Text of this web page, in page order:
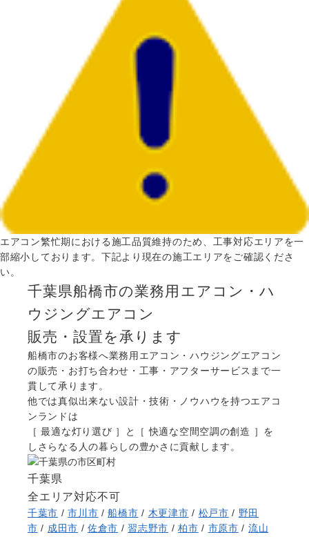
エアコン繁忙期における施工品質維持のため、工事対応エリアを一
部縮小しております。下記より現在の施工エリアをご確認くださ
い。
千葉県船橋市の業務用エアコン・ハ
ウジングエアコン
販売・設置を承ります
船橋市のお客様へ業務用エアコン・ハウジングエアコン
の販売・お打ち合わせ・工事・アフターサービスまで一
貫して承ります。
他では真似出来ない設計・技術・ノウハウを持つエアコ
ンランドは
［ 最適な灯り選び ］と［ 快適な空間空調の創造 ］を
しさらなる人の暮らしの豊かさに貢献します。
千葉県
全エリア対応不可
千葉市 /市川市 /船橋市 / 木更津市 / 松戸市 / 野田
市 / 成田市 /佐倉市 / 習志野市 /柏市 / 市原市 / 流山